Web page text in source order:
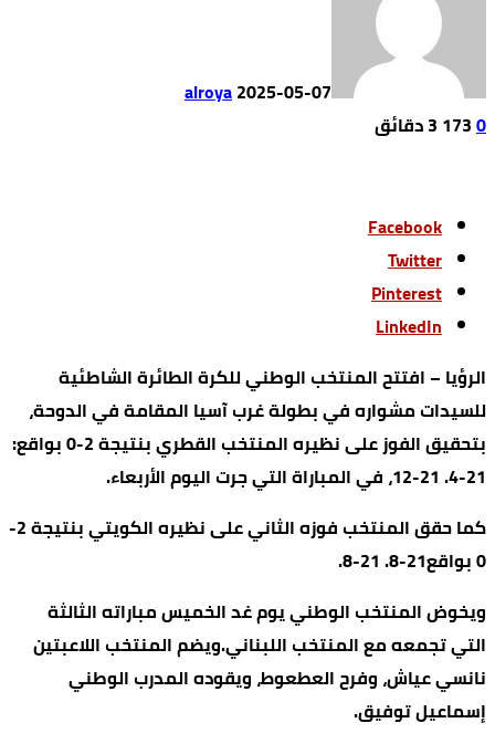
alroya2025-05-07
0
173 3 ‫دقائق‬
Facebook
Twitter
Pinterest
LinkedIn
الرؤيا – افتتح المنتخب الوطني للكرة الطائرة الشاطئية
للسيدات مشواره في بطولة غرب آسيا المقامة في الدوحة،
بتحقيق الفوز على نظيره المنتخب القطري بنتيجة 2-0 بواقع:
21-4. 21-12، في المباراة التي جرت اليوم الأربعاء.
كما حقق المنتخب فوزه الثاني على نظيره الكويتي بنتيجة 2-
0 بواقع21-8. 21-8.
ويخوض المنتخب الوطني يوم غد الخميس مباراته الثالثة
التي تجمعه مع المنتخب اللبناني.ويضم المنتخب اللاعبتين
نانسي عياش، وفرح العطعوط، ويقوده المدرب الوطني
إسماعيل توفيق.